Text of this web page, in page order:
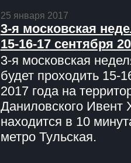
25 января 2017
3-я московская
15-16-17 сентября
3-я московская
будет проходить 15-
2017 года на
Даниловского Ивент
находится в 10
метро Тульская.